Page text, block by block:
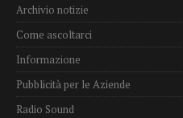
Archivio notizie
Come ascoltarci
Informazione
Pubblicità per le Aziende
Radio Sound